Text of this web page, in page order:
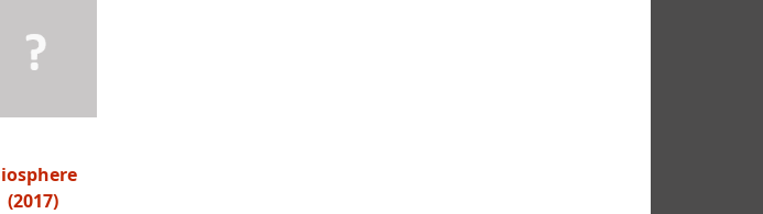
(2017)